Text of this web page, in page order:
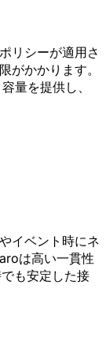
リシーが適用さ
がかかります。
量を提供し、
イベント時にネ
は高い一貫性
も安定した接